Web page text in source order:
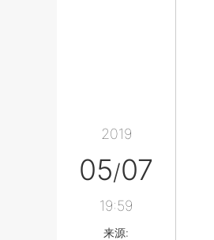
2019
05/07
19:59
来源: